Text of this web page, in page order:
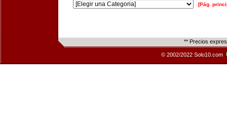
[Pág.
** Precios
© 2002/2022 Solo10.com